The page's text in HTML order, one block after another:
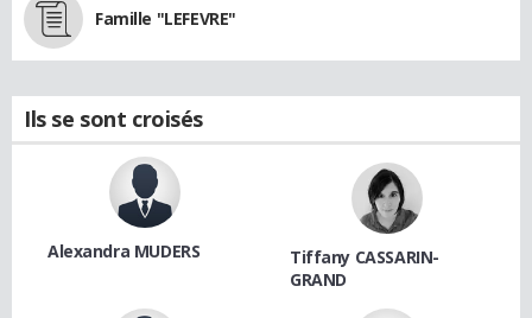
Famille "LEFEVRE"
Ils se sont croisés
Alexandra MUDERS
Tiffany CASSARIN-
GRAND